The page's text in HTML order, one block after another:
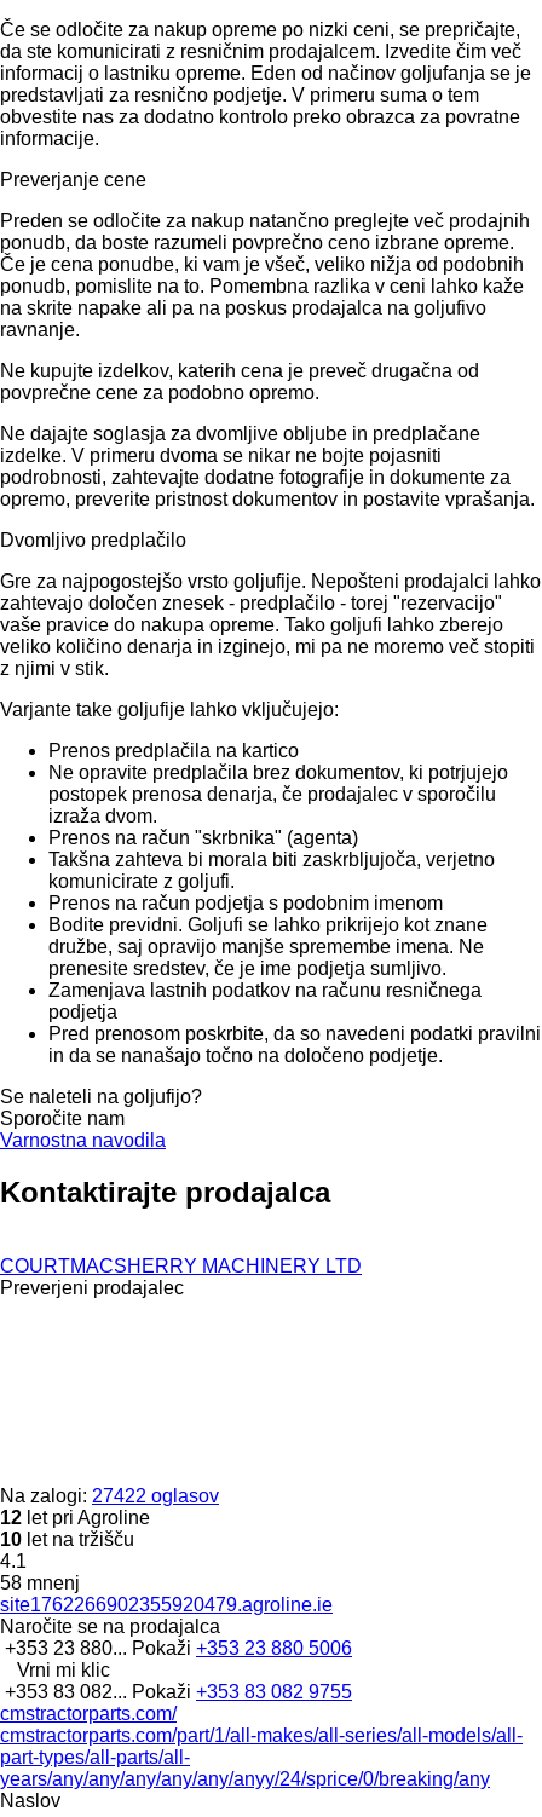
Če se odločite za nakup opreme po nizki ceni, se prepričajte,
da ste komunicirati z resničnim prodajalcem. Izvedite čim več
informacij o lastniku opreme. Eden od načinov goljufanja se je
predstavljati za resnično podjetje. V primeru suma o tem
obvestite nas za dodatno kontrolo preko obrazca za povratne
informacije.
Preverjanje cene
Preden se odločite za nakup natančno preglejte več prodajnih
ponudb, da boste razumeli povprečno ceno izbrane opreme.
Če je cena ponudbe, ki vam je všeč, veliko nižja od podobnih
ponudb, pomislite na to. Pomembna razlika v ceni lahko kaže
na skrite napake ali pa na poskus prodajalca na goljufivo
ravnanje.
Ne kupujte izdelkov, katerih cena je preveč drugačna od
povprečne cene za podobno opremo.
Ne dajajte soglasja za dvomljive obljube in predplačane
izdelke. V primeru dvoma se nikar ne bojte pojasniti
podrobnosti, zahtevajte dodatne fotografije in dokumente za
opremo, preverite pristnost dokumentov in postavite vprašanja.
Dvomljivo predplačilo
Gre za najpogostejšo vrsto goljufije. Nepošteni prodajalci lahko
zahtevajo določen znesek - predplačilo - torej "rezervacijo"
vaše pravice do nakupa opreme. Tako goljufi lahko zberejo
veliko količino denarja in izginejo, mi pa ne moremo več stopiti
z njimi v stik.
Varjante take goljufije lahko vključujejo:
Prenos predplačila na kartico
Ne opravite predplačila brez dokumentov, ki potrjujejo
postopek prenosa denarja, če prodajalec v sporočilu
izraža dvom.
Prenos na račun "skrbnika" (agenta)
Takšna zahteva bi morala biti zaskrbljujoča, verjetno
komunicirate z goljufi.
Prenos na račun podjetja s podobnim imenom
Bodite previdni. Goljufi se lahko prikrijejo kot znane
družbe, saj opravijo manjše spremembe imena. Ne
prenesite sredstev, če je ime podjetja sumljivo.
Zamenjava lastnih podatkov na računu resničnega
podjetja
Pred prenosom poskrbite, da so navedeni podatki pravilni
in da se nanašajo točno na določeno podjetje.
Se naleteli na goljufijo?
Sporočite nam
Varnostna navodila
Kontaktirajte prodajalca
COURTMACSHERRY MACHINERY LTD
Preverjeni prodajalec
Na zalogi: 27422 oglasov
12 let pri Agroline
10 let na tržišču
4.1
58 mnenj
site1762266902355920479.agroline.ie
Naročite se na prodajalca
+353 23 880... Pokaži +353 23 880 5006
Vrni mi klic
+353 83 082... Pokaži +353 83 082 9755
cmstractorparts.com/
cmstractorparts.com/part/1/all-makes/all-series/all-models/all-
part-types/all-parts/all-
years/any/any/any/any/any/anyy/24/sprice/0/breaking/any
Naslov